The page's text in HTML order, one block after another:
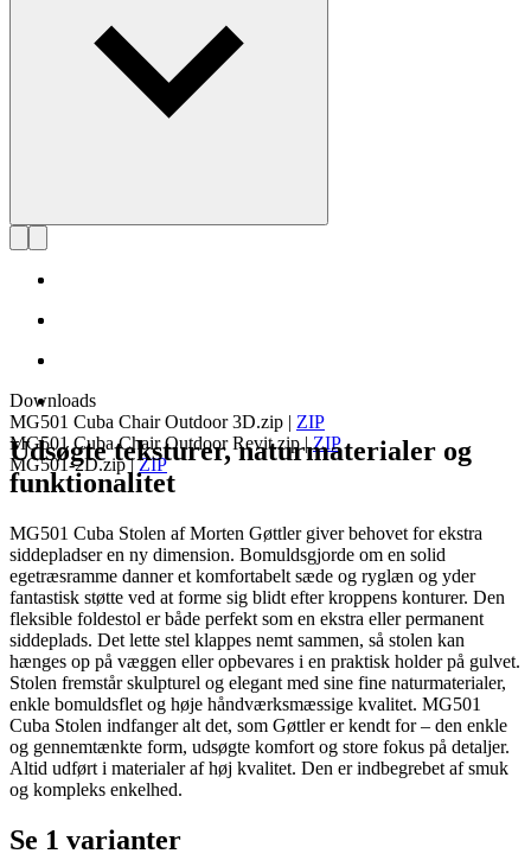
Downloads
MG501 Cuba Chair Outdoor 3D.zip | ZIP
MG501 Cuba Chair Outdoor Revit.zip|ZIP
MG501-2D.zip|ZIP
Udsøgte teksturer, naturmaterialer og
funktionalitet
MG501 Cuba Stolen af Morten Gøttler giver behovet for ekstra
siddepladser en ny dimension. Bomuldsgjorde om en solid
egetræsramme danner et komfortabelt sæde og ryglæn og yder
fantastisk støtte ved at forme sig blidt efter kroppens konturer. Den
fleksible foldestol er både perfekt som en ekstra eller permanent
siddeplads. Det lette stel klappes nemt sammen, så stolen kan
hænges op på væggen eller opbevares i en praktisk holder på gulvet.
Stolen fremstår skulpturel og elegant med sine fine naturmaterialer,
enkle bomuldsflet og høje håndværksmæssige kvalitet. MG501
Cuba Stolen indfanger alt det, som Gøttler er kendt for – den enkle
og gennemtænkte form, udsøgte komfort og store fokus på detaljer.
Altid udført i materialer af høj kvalitet. Den er indbegrebet af smuk
og kompleks enkelhed.
Se 1 varianter